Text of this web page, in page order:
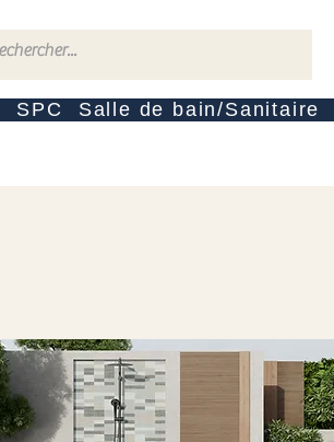
SPC Salle de bain/Sanitaire